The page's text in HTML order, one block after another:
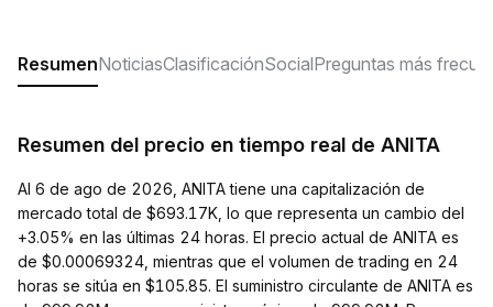
ResumenNoticiasClasificaciónSocialPreguntas más
Resumen del precio en tiempo real de ANITA
Al 6 de ago de 2026, ANITA tiene una capitalización de
mercado total de $693.17K, lo que representa un cambio del
+3.05% en las últimas 24 horas. El precio actual de ANITA es
de $0.00069324, mientras que el volumen de trading en 24
horas se sitúa en $105.85. El suministro circulante de ANITA es